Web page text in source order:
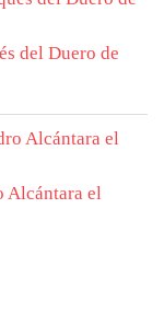
del Duero de
Alcántara el